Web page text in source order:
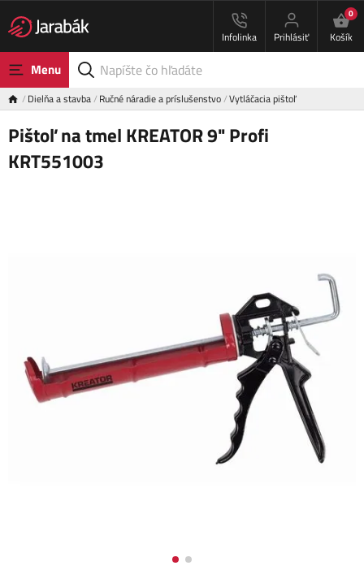
Infolinka Prihlásiť
0
Košík
Menu
Dielňa a stavba Ručné náradie a príslušenstvo Vytláčacia pištoľ
Pištoľ na tmel KREATOR 9" Profi
KRT551003